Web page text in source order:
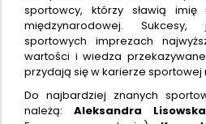
sportowcy, którzy sławią
międzynarodowej.
sportowych imprezach
wartości i wiedza
przydają się w karierze sportowej
Do najbardziej znanych
należą: Aleksandra Lisowska